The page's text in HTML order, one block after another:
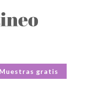
Muestras gratis